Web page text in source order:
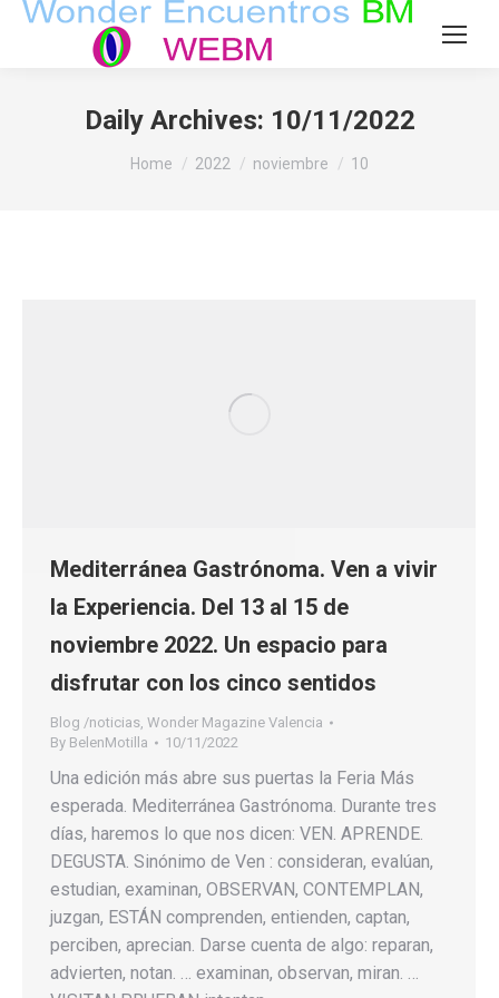
Daily Archives: 10/11/2022
You are here:
Home 2022 noviembre 10
Mediterránea Gastrónoma. Ven a vivir
la Experiencia. Del 13 al 15 de
noviembre 2022. Un espacio para
disfrutar con los cinco sentidos
Blog /noticias Wonder Magazine Valencia
By BelenMotilla 10/11/2022
Una edición más abre sus puertas la Feria Más
esperada. Mediterránea Gastrónoma. Durante tres
días, haremos lo que nos dicen: VEN. APRENDE.
DEGUSTA. Sinónimo de Ven : consideran, evalúan,
estudian, examinan, OBSERVAN, CONTEMPLAN,
juzgan, ESTÁN comprenden, entienden, captan,
perciben, aprecian. Darse cuenta de algo: reparan,
advierten, notan. … examinan, observan, miran. …